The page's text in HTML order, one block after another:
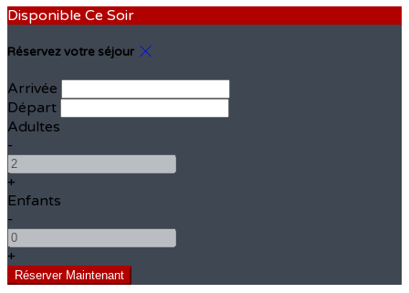
Disponible Ce Soir
Réservez votre séjour
Arrivée
Départ
Adultes
-
+
Enfants
-
+